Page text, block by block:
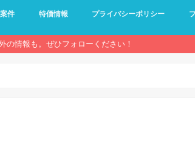
件 特価情報 プライバシーポリシー
の情報も。ぜひフォローください！